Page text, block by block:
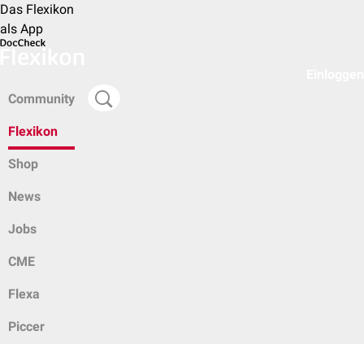
Das Flexikon
als App
Community
Flexikon
Shop
News
Jobs
CME
Flexa
Piccer